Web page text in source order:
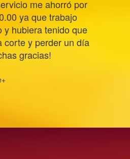
me ahorró por
ya que trabajo
y hubiera tenido que
corte y perder un día
gracias!